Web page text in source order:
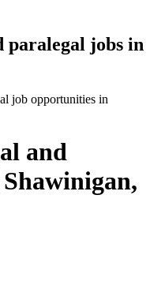
paralegal jobs in
job opportunities in
and